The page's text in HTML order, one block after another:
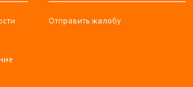
Отправить жалобу